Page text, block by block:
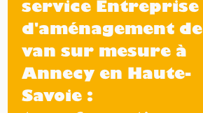
service Entreprise
d'aménagement de
van sur mesure à
Annecy en Haute-
Savoie :